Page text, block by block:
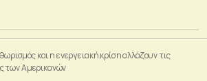
και η ενεργειακή κρίση αλλάζουν τις
των Αμερικανών